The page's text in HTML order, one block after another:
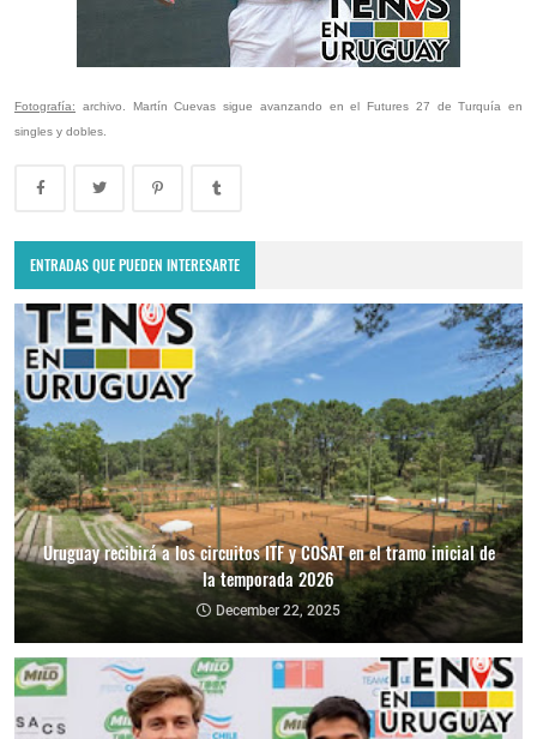
Fotografía: archivo. Martín Cuevas sigue avanzando en el Futures 27 de Turquía en
singles y dobles.
ENTRADAS QUE PUEDEN INTERESARTE
Uruguay recibirá a los circuitos ITF y COSAT en el tramo inicial de
la temporada 2026
December 22, 2025